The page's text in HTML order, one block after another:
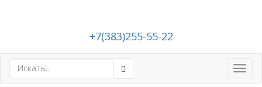
+7(383)255-55-22